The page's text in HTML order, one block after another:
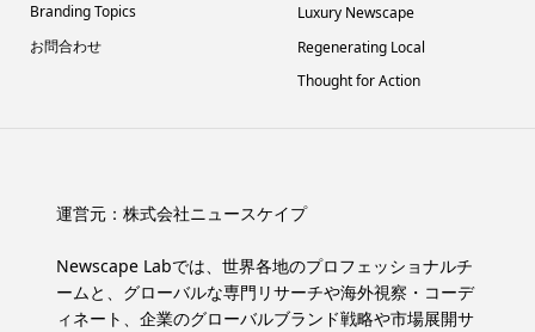
Branding Topics
お問合わせ
Luxury Newscape
Regenerating Local
Thought for Action
運営元： 株式会社ニュースケイプ
Newscape Labでは、世界各地のプロフェッショナルチ
ームと、グローバルな専門リサーチや海外視察・コーデ
ィネート、企業のグローバルブランド戦略や市場展開サ